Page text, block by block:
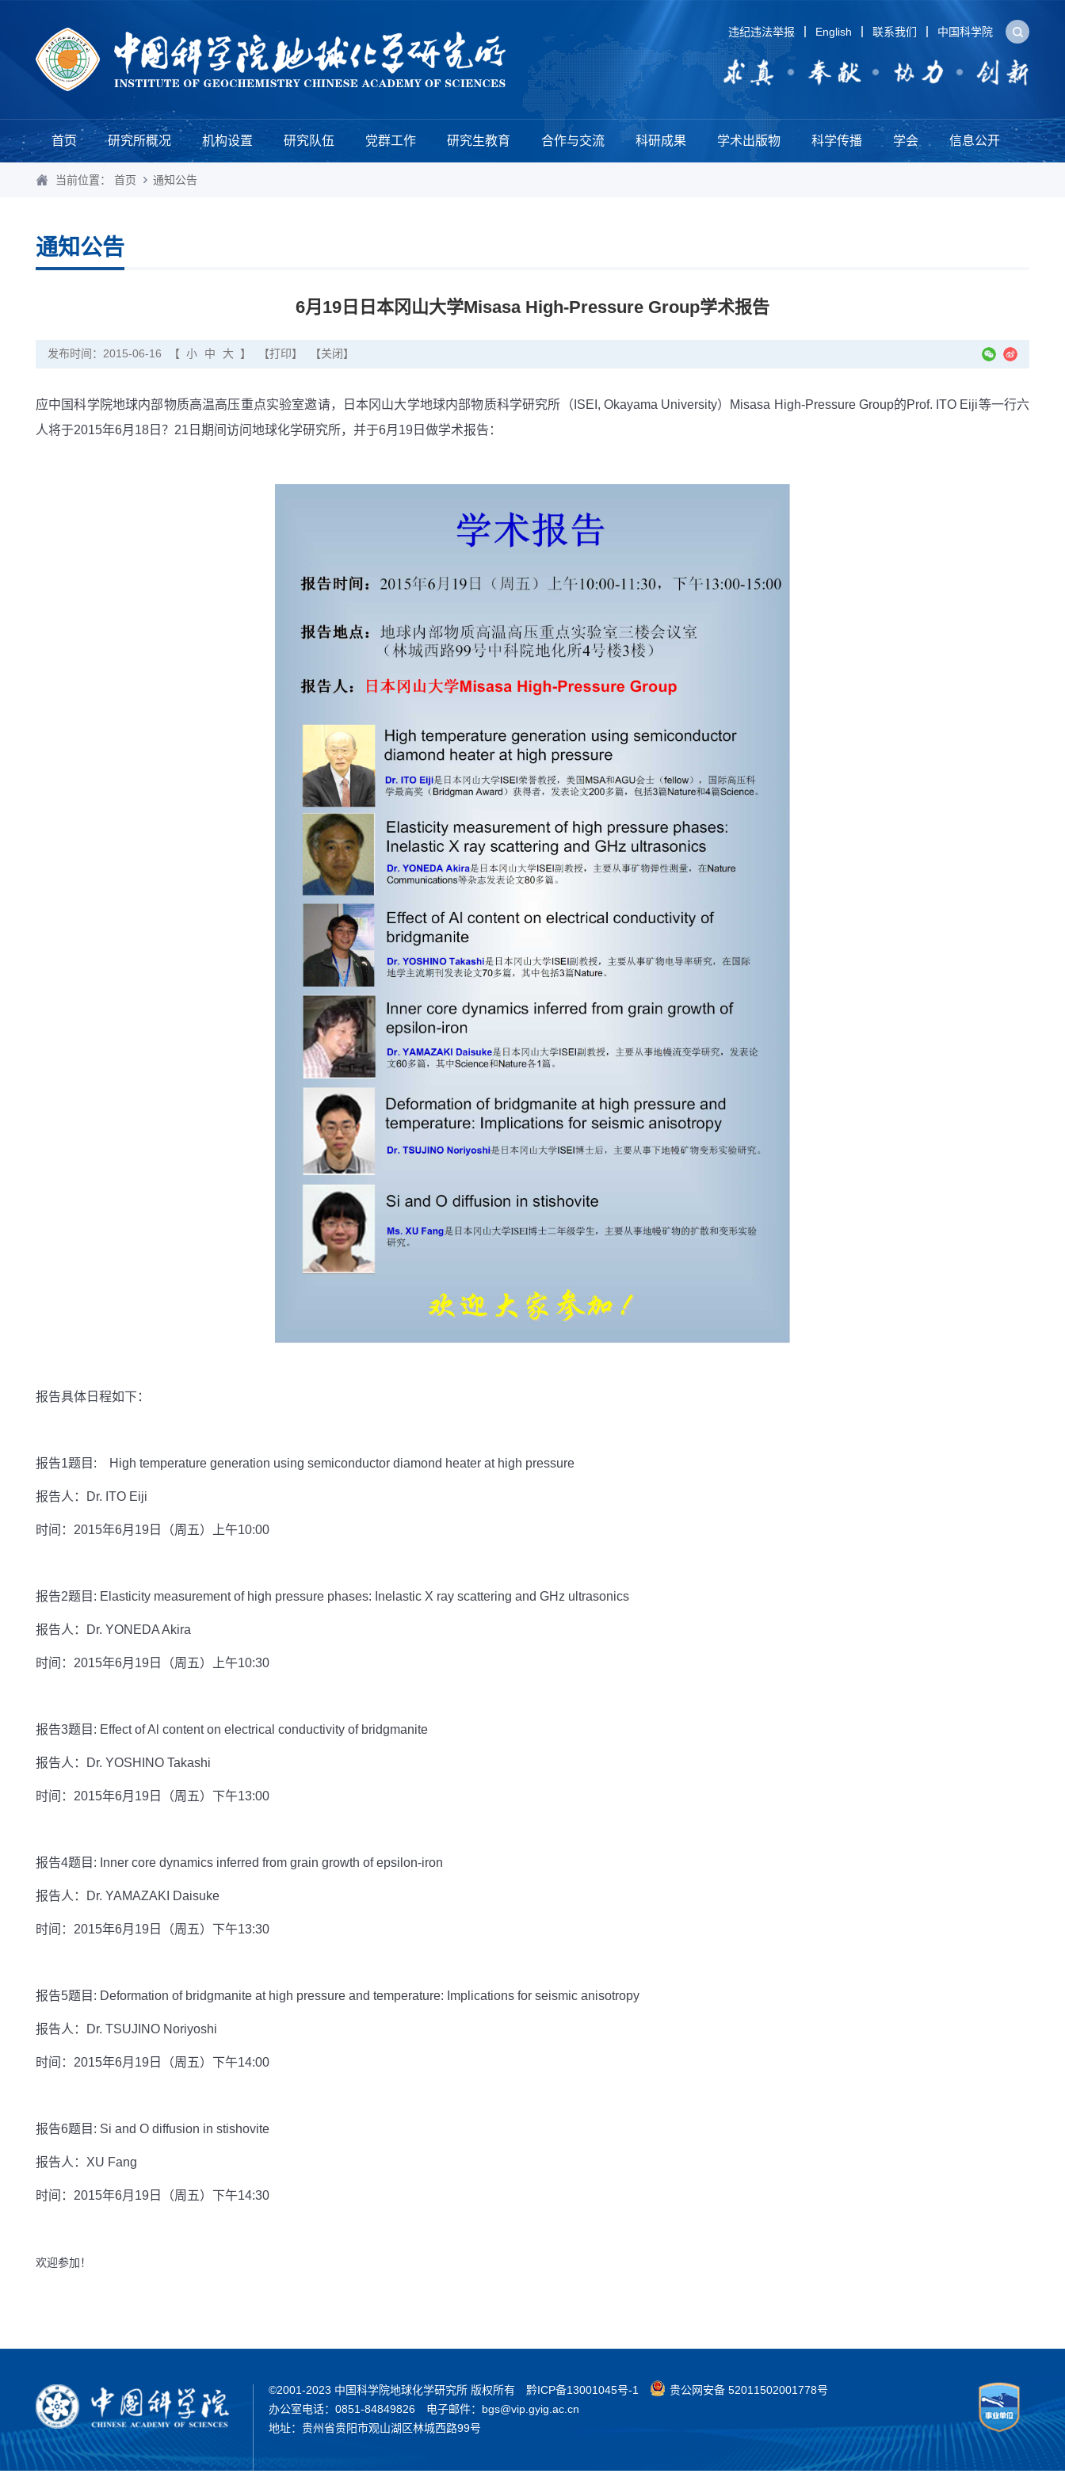
违纪违法举报 English 联系我们 中国科学院
首页 研究所概况 机构设置 研究队伍 党群工作 研究生教育 合作与交流 科研成果 学术出版物 科学传播 学会 信息公开
当前位置： 首页 通知公告
通知公告
6月19日日本冈山大学Misasa High-Pressure Group学术报告
发布时间：2015-06-16 【 小 中 大 】 【打印】 【关闭】
应中国科学院地球内部物质高温高压重点实验室邀请，日本冈山大学地球内部物质科学研究所（ISEI, Okayama University）Misasa High-Pressure Group的Prof. ITO Eiji等一行六
人将于2015年6月18日？21日期间访问地球化学研究所，并于6月19日做学术报告：
报告具体日程如下：
报告1题目: High temperature generation using semiconductor diamond heater at high pressure
报告人：Dr. ITO Eiji
时间：2015年6月19日（周五）上午10:00
报告2题目: Elasticity measurement of high pressure phases: Inelastic X ray scattering and GHz ultrasonics
报告人：Dr. YONEDA Akira
时间：2015年6月19日（周五）上午10:30
报告3题目: Effect of Al content on electrical conductivity of bridgmanite
报告人：Dr. YOSHINO Takashi
时间：2015年6月19日（周五）下午13:00
报告4题目: Inner core dynamics inferred from grain growth of epsilon-iron
报告人：Dr. YAMAZAKI Daisuke
时间：2015年6月19日（周五）下午13:30
报告5题目: Deformation of bridgmanite at high pressure and temperature: Implications for seismic anisotropy
报告人：Dr. TSUJINO Noriyoshi
时间：2015年6月19日（周五）下午14:00
报告6题目: Si and O diffusion in stishovite
报告人：XU Fang
时间：2015年6月19日（周五）下午14:30
欢迎参加！
©2001-2023 中国科学院地球化学研究所 版权所有 黔ICP备13001045号-1
贵公网安备 52011502001778号
办公室电话：0851-84849826
电子邮件：bgs@vip.gyig.ac.cn
地址：贵州省贵阳市观山湖区林城西路99号